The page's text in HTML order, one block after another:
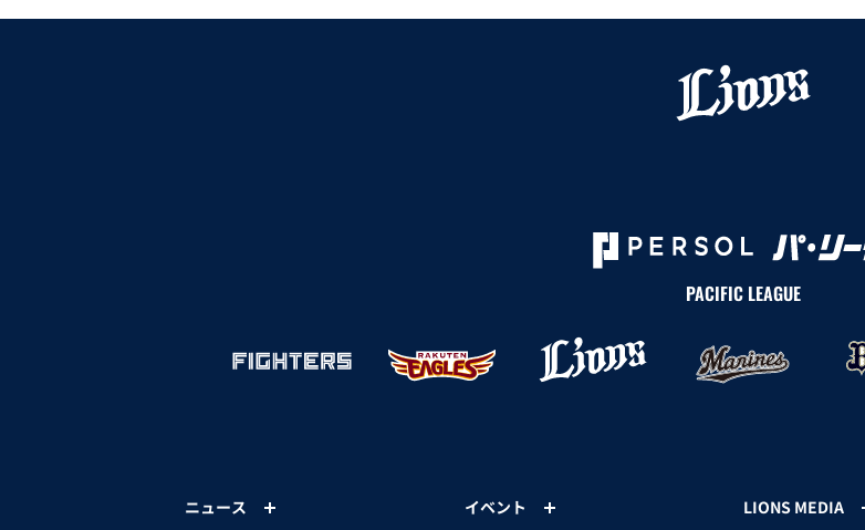
PACIFIC LEAGUE
ニュース イベント LIONS MEDIA